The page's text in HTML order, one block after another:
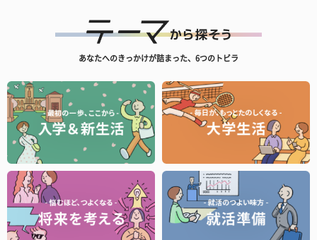
あなたへのきっかけが詰まった、6つのトビラ